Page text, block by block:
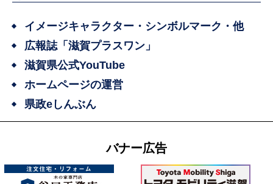
イメージキャラクター・シンボルマーク・他
広報誌「滋賀プラスワン」
滋賀県公式YouTube
ホームページの運営
県政eしんぶん
バナー広告